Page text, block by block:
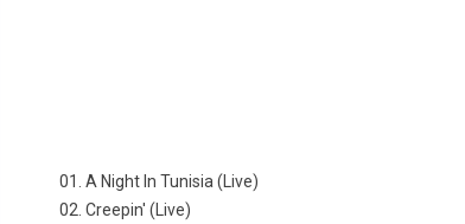
01. A Night In Tunisia (Live)
02. Creepin' (Live)